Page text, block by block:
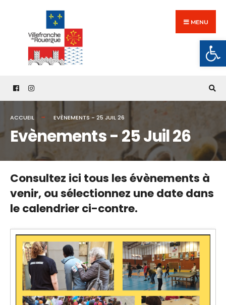
content
MENU
ACCUEIL EVÈNEMENTS - 25 JUIL 26
Evènements - 25 Juil 26
Consultez ici tous les évènements à
venir,ou sélectionnez une date dans
le calendrier ci-contre.